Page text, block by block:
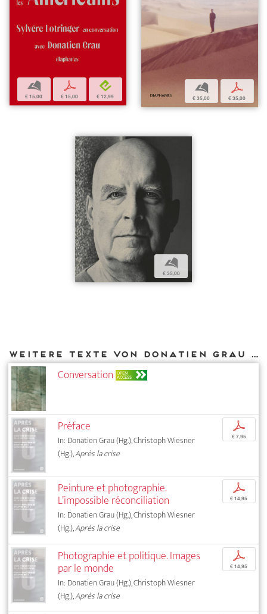
b
€ 15,00
p
€ 15,00
e
€ 12,99
b
€ 35,00
p
€ 35,00
b
€ 35,00
Weitere Texte von Donatien Grau bei DIAPHANES
Conversation OPEN
ACCESS
Préface
In: Donatien Grau (Hg.), Christoph Wiesner
(Hg.),Après la crise
p
€ 7,95
Peinture et photographie.
L’impossible réconciliation
In: Donatien Grau (Hg.), Christoph Wiesner
(Hg.),Après la crise
p
€ 14,95
Photographie et politique. Images
par le monde
In: Donatien Grau (Hg.), Christoph Wiesner
(Hg.),Après la crise
p
€ 14,95